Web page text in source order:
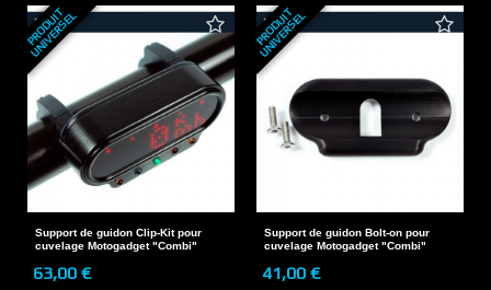
P
R
O
D
U
I
T
U
N
I
V
E
R
S
E
L
Support de guidon Clip-Kit pour
cuvelage Motogadget "Combi"
63,00 €
P
R
O
D
U
I
T
U
N
I
V
E
R
S
E
L
Support de guidon Bolt-on pour
cuvelage Motogadget "Combi"
41,00 €